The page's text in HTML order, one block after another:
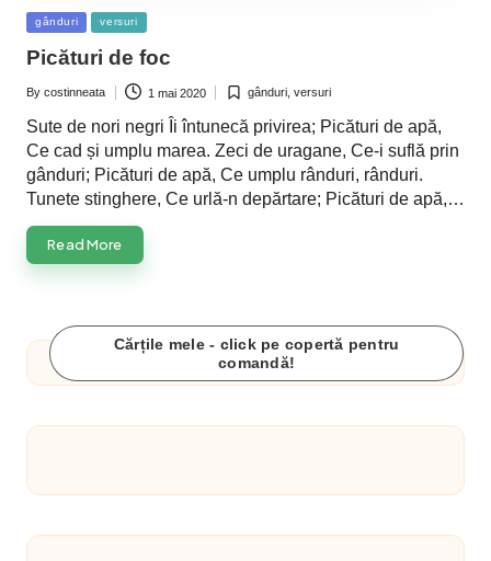
Posted
in
gânduri versuri
Picături de foc
Posted
By costinneata 1 mai 2020
Postedgânduri ,versuri
Sute de nori negri Îi întunecă privirea; Picături de apă,
Ce cad și umplu marea. Zeci de uragane, Ce-i suflă prin
gânduri; Picături de apă, Ce umplu rânduri, rânduri.
Tunete stinghere, Ce urlă-n depărtare; Picături de apă,…
Read More
Cărțile mele - click pe copertă pentru
comandă!